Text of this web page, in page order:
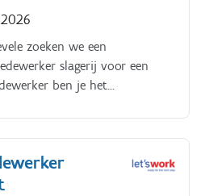
zoeken we een
slagerij voor een
ben je het
en professionele